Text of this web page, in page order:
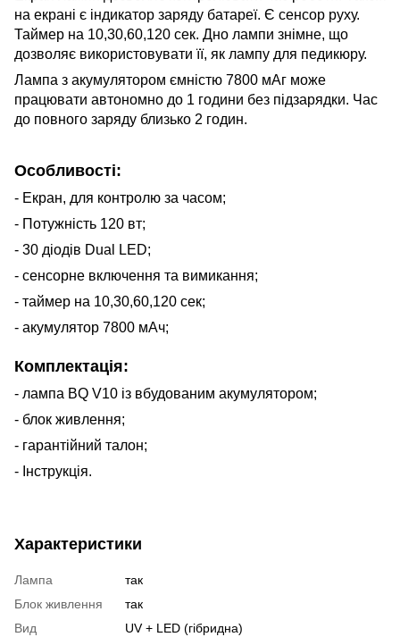
на екрані є індикатор заряду батареї. Є сенсор руху.
Таймер на 10,30,60,120 сек. Дно лампи знімне, що
дозволяє використовувати її, як лампу для педикюру.
Лампа з акумулятором ємністю 7800 мАг може
працювати автономно до 1 години без підзарядки. Час
до повного заряду близько 2 годин.
Особливості:
- Екран, для контролю за часом;
- Потужність 120 вт;
- 30 діодів Dual LED;
- сенсорне включення та вимикання;
- таймер на 10,30,60,120 сек;
- акумулятор 7800 мАч;
Комплектація:
- лампа BQ V10 із вбудованим акумулятором;
- блок живлення;
- гарантійний талон;
- Інструкція.
Характеристики
Лампа
так
Блок живлення
так
Вид
UV + LED (гібридна)